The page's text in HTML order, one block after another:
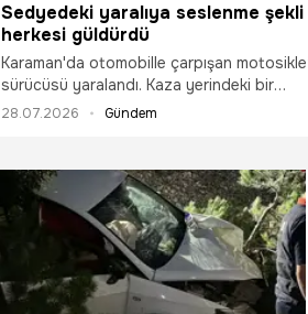
Sedyedeki yaralıya seslenme şekli
herkesi güldürdü
Karaman'da otomobille çarpışan
sürücüsü yaralandı. Kaza yerindeki bir
vatandaşın sedyeye alınan yaralıya "Yat
28.07.2026 Gündem